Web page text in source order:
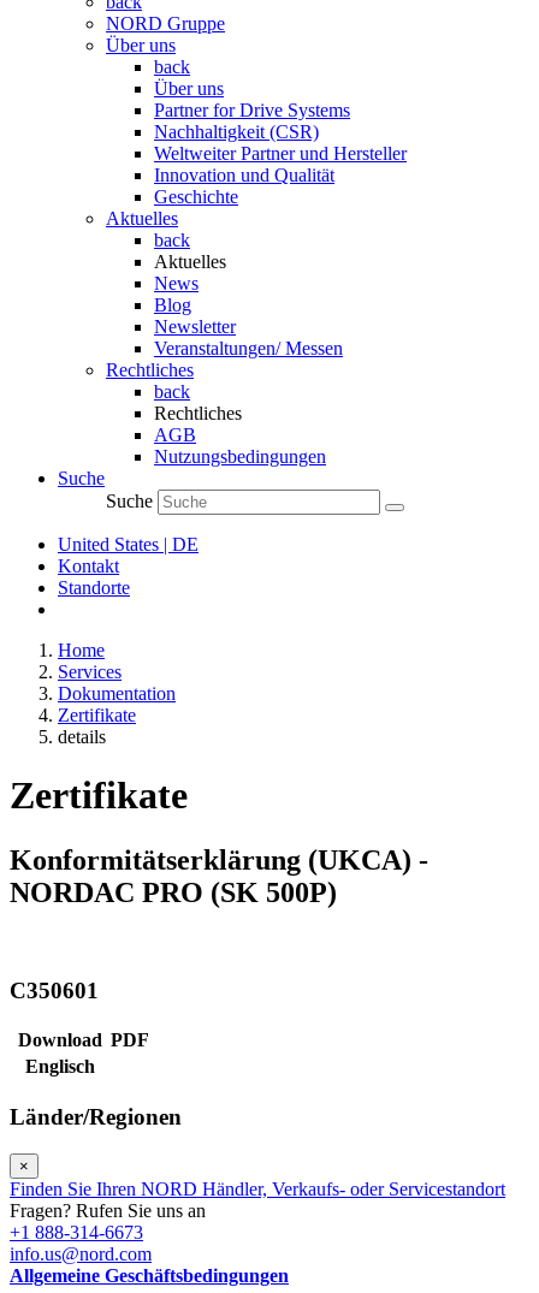
NORD Gruppe
Über uns
back
Über uns
Partner for Drive Systems
Nachhaltigkeit (CSR)
Weltweiter Partner und Hersteller
Innovation und Qualität
Geschichte
Aktuelles
back
Aktuelles
News
Blog
Newsletter
Veranstaltungen/ Messen
Rechtliches
back
Rechtliches
AGB
Nutzungsbedingungen
Suche
Suche
United States | DE
Kontakt
Standorte
Home
Services
Dokumentation
Zertifikate
details
Zertifikate
Konformitätserklärung (UKCA) -
NORDAC PRO (SK 500P)
C350601
Download PDF
Englisch
Länder/Regionen
×
Finden Sie Ihren NORD Händler, Verkaufs- oder Servicestandort
Fragen? Rufen Sie uns an
+1 888-314-6673
info.us@nord.com
Allgemeine Geschäftsbedingungen